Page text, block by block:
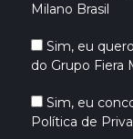
Milano Brasil
Sim, eu
do Grupo Fiera
Sim, eu
Política de